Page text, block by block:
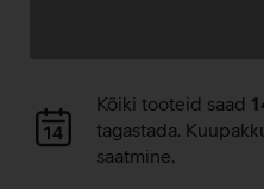
Andmete
laadimine
Kõiki tooteid saad
tagastada.
saatmine.